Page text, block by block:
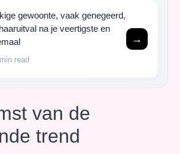
gewoonte, vaak genegeerd,
na je veertigste en
read
→
van de
trend